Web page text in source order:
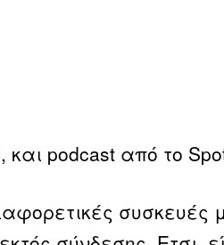
podcast από το
συσκευές